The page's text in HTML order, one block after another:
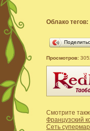
Облако тегов:
Просмотров:
Смотрите
Французский
Сеть